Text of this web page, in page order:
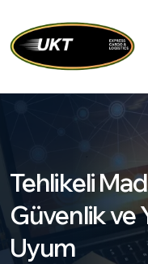
Tehlikeli
Güvenlik ve
Uyum